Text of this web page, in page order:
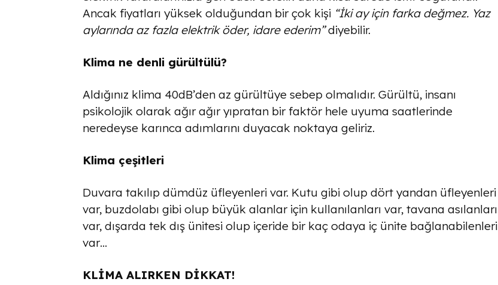
Ancak fiyatları yüksek olduğundan bir çok kişi “İki ay için farka değmez. Yaz
aylarında az fazla elektrik öder, idare ederim”diyebilir.
Klima ne denli gürültülü?
Aldığınız klima 40dB’den az gürültüye sebep olmalıdır. Gürültü, insanı
psikolojik olarak ağır ağır yıpratan bir faktör hele uyuma saatlerinde
neredeyse karınca adımlarını duyacak noktaya geliriz.
Klima çeşitleri
Duvara takılıp dümdüz üfleyenleri var. Kutu gibi olup dört yandan üfleyenleri
var, buzdolabı gibi olup büyük alanlar için kullanılanları var, tavana asılanları
var, dışarda tek dış ünitesi olup içeride bir kaç odaya iç ünite bağlanabilenleri
var…
KLİMA ALIRKEN DİKKAT!